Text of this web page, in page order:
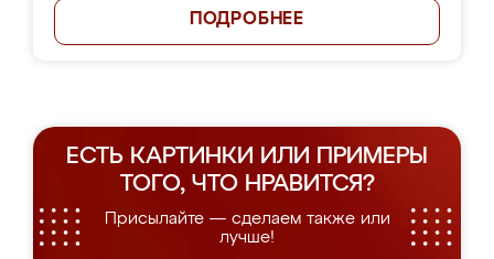
ПОДРОБНЕЕ
ЕСТЬ КАРТИНКИ ИЛИ ПРИМЕРЫ
ТОГО, ЧТО НРАВИТСЯ?
Присылайте — сделаем также или
лучше!